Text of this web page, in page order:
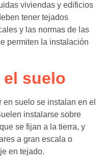
viviendas y edificios
tener tejados
y las normas de las
permiten la instalación
suelo
en suelo se instalan en el
instalarse sobre
se fijan a la tierra, y
a gran escala o
en tejado.